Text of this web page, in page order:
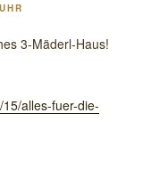
3-Mäderl-Haus!
alles-fuer-die-